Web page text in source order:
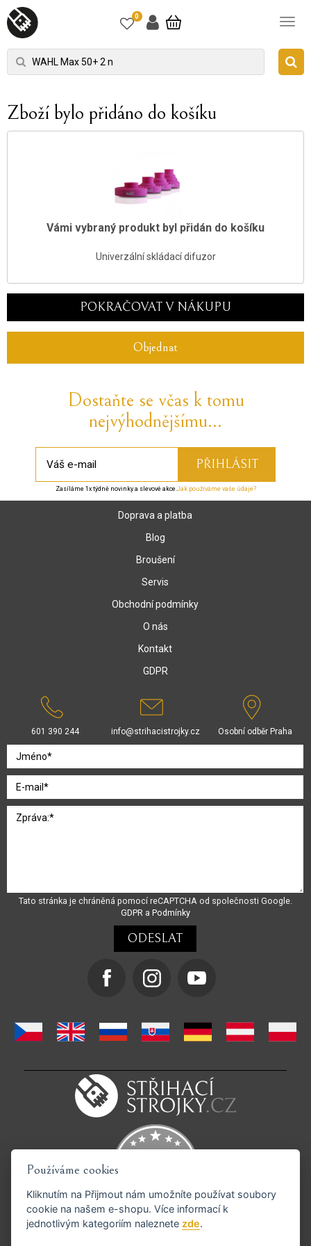
0
Zboží bylo přidáno do košíku
Vámi vybraný produkt byl přidán do košíku
Univerzální skládací difuzor
POKRAČOVAT V NÁKUPU
Objednat
Dostaňte se včas k tomu
nejvýhodnějšímu...
Zasíláme 1x týdně novinky a slevové akce.Jak používáme vaše údaje?
Doprava a platba
Blog
Broušení
Servis
Obchodní podmínky
O nás
Kontakt
GDPR
601 390 244 info@strihacistrojky.cz Osobní odběr Praha
Tato stránka je chráněná pomocí reCAPTCHA od společnosti Google.
GDPRa Podmínky
Podporujeme platby GoPay
Používáme cookies
Kliknutím na Přijmout nám umožníte používat soubory
cookie na našem e-shopu. Více informací k
jednotlivým kategoriím naleznete zde.